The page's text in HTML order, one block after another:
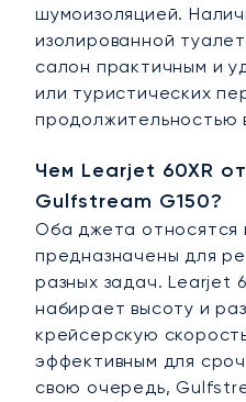
шумоизоляцией.
изолированной
салон практичным и
или туристических
продолжительностью
Чем Learjet 60XR
Gulfstream G150?
Оба джета относятся
предназначены для
разных задач. Learjet
набирает высоту и
крейсерскую
эффективным для
свою очередь,